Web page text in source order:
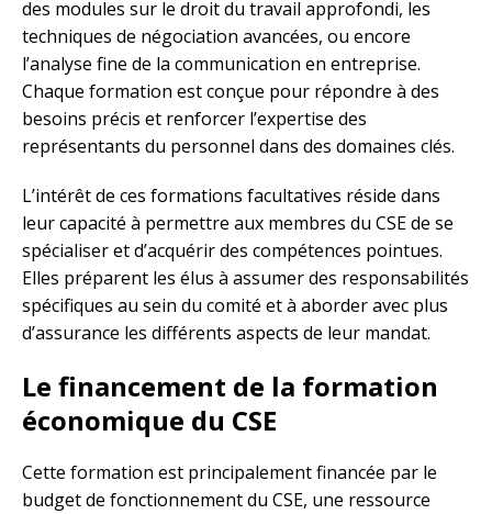
des modules sur le droit du travail approfondi, les
techniques de négociation avancées, ou encore
l’analyse fine de la communication en entreprise.
Chaque formation est conçue pour répondre à des
besoins précis et renforcer l’expertise des
représentants du personnel dans des domaines clés.
L’intérêt de ces formations facultatives réside dans
leur capacité à permettre aux membres du CSE de se
spécialiser et d’acquérir des compétences pointues.
Elles préparent les élus à assumer des responsabilités
spécifiques au sein du comité et à aborder avec plus
d’assurance les différents aspects de leur mandat.
Le financement de la formation
économique du CSE
Cette formation est principalement financée par le
budget de fonctionnement du CSE, une ressource